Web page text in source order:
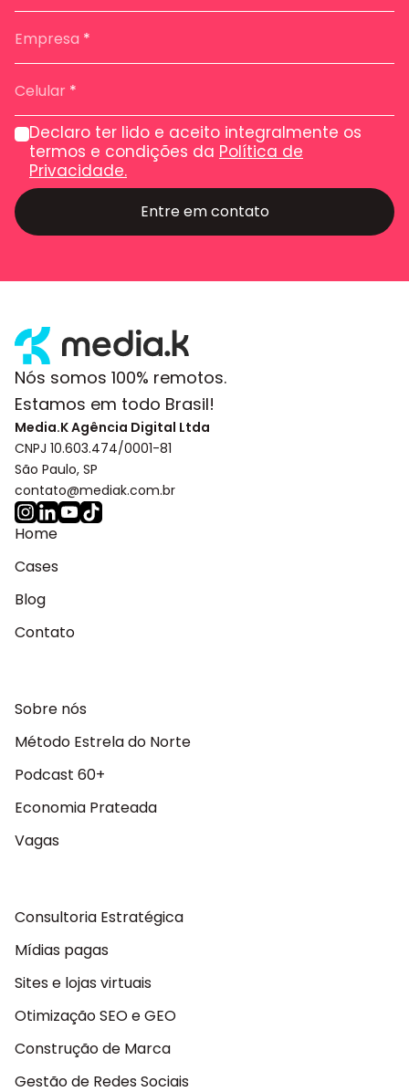
Empresa *
Celular *
Declaro ter lido e aceito integralmente os
termos e condições da Política de
Privacidade.
Entre em contato
Nós somos 100% remotos.
Estamos em todo Brasil!
Media.K Agência Digital Ltda
CNPJ 10.603.474/0001-81
São Paulo, SP
contato@mediak.com.br
Home
Cases
Blog
Contato
Sobre nós
Método Estrela do Norte
Podcast 60+
Economia Prateada
Vagas
Consultoria Estratégica
Mídias pagas
Sites e lojas virtuais
Otimização SEO e GEO
Construção de Marca
Gestão de Redes Sociais